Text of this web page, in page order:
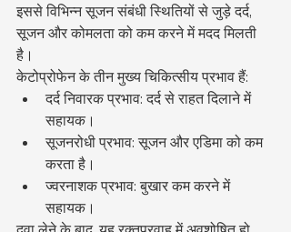
इससे विभिन्न सूजन संबंधी स्थितियों से जुड़े दर्द,
सूजन और कोमलता को कम करने में मदद मिलती
है।
केटोप्रोफेन के तीन मुख्य चिकित्सीय प्रभाव हैं:
दर्द निवारक प्रभाव: दर्द से राहत दिलाने में
सहायक।
सूजनरोधी प्रभाव: सूजन और एडिमा को कम
करता है।
ज्वरनाशक प्रभाव: बुखार कम करने में
सहायक।